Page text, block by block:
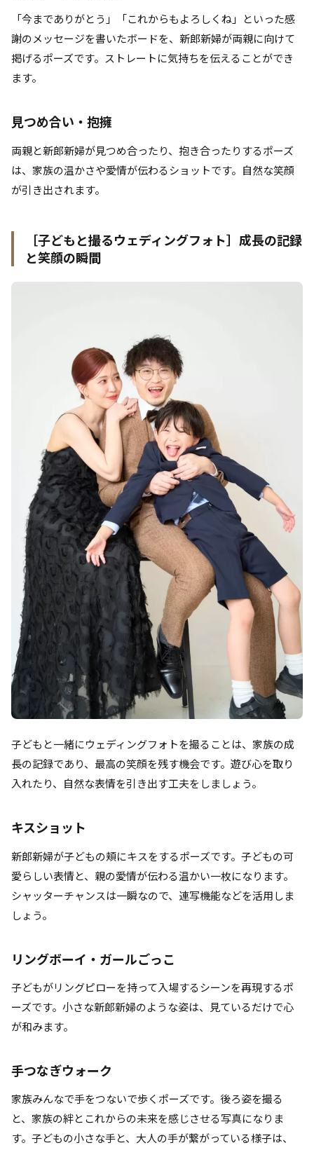
「今までありがとう」「これからもよろしくね」といった感
謝のメッセージを書いたボードを、新郎新婦が両親に向けて
掲げるポーズです。ストレートに気持ちを伝えることができ
ます。
見つめ合い・抱擁
両親と新郎新婦が見つめ合ったり、抱き合ったりするポーズ
は、家族の温かさや愛情が伝わるショットです。自然な笑顔
が引き出されます。
［子どもと撮るウェディングフォト］成長の記録
と笑顔の瞬間
子どもと一緒にウェディングフォトを撮ることは、家族の成
長の記録であり、最高の笑顔を残す機会です。遊び心を取り
入れたり、自然な表情を引き出す工夫をしましょう。
キスショット
新郎新婦が子どもの頬にキスをするポーズです。子どもの可
愛らしい表情と、親の愛情が伝わる温かい一枚になります。
シャッターチャンスは一瞬なので、連写機能などを活用しま
しょう。
リングボーイ・ガールごっこ
子どもがリングピローを持って入場するシーンを再現するポ
ーズです。小さな新郎新婦のような姿は、見ているだけで心
が和みます。
手つなぎウォーク
家族みんなで手をつないで歩くポーズです。後ろ姿を撮る
と、家族の絆とこれからの未来を感じさせる写真になりま
す。子どもの小さな手と、大人の手が繋がっている様子は、